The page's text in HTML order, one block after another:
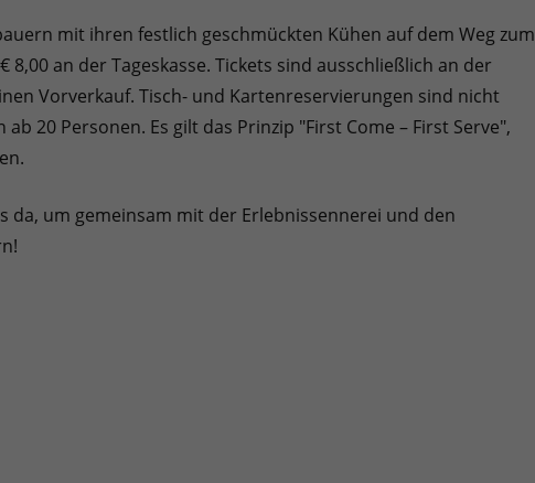
mit ihren festlich geschmückten Kühen auf dem Weg zum
an der Tageskasse. Tickets sind ausschließlich an der
Vorverkauf. Tisch- und Kartenreservierungen sind nicht
20 Personen. Es gilt das Prinzip "First Come – First Serve",
da, um gemeinsam mit der Erlebnissennerei und den